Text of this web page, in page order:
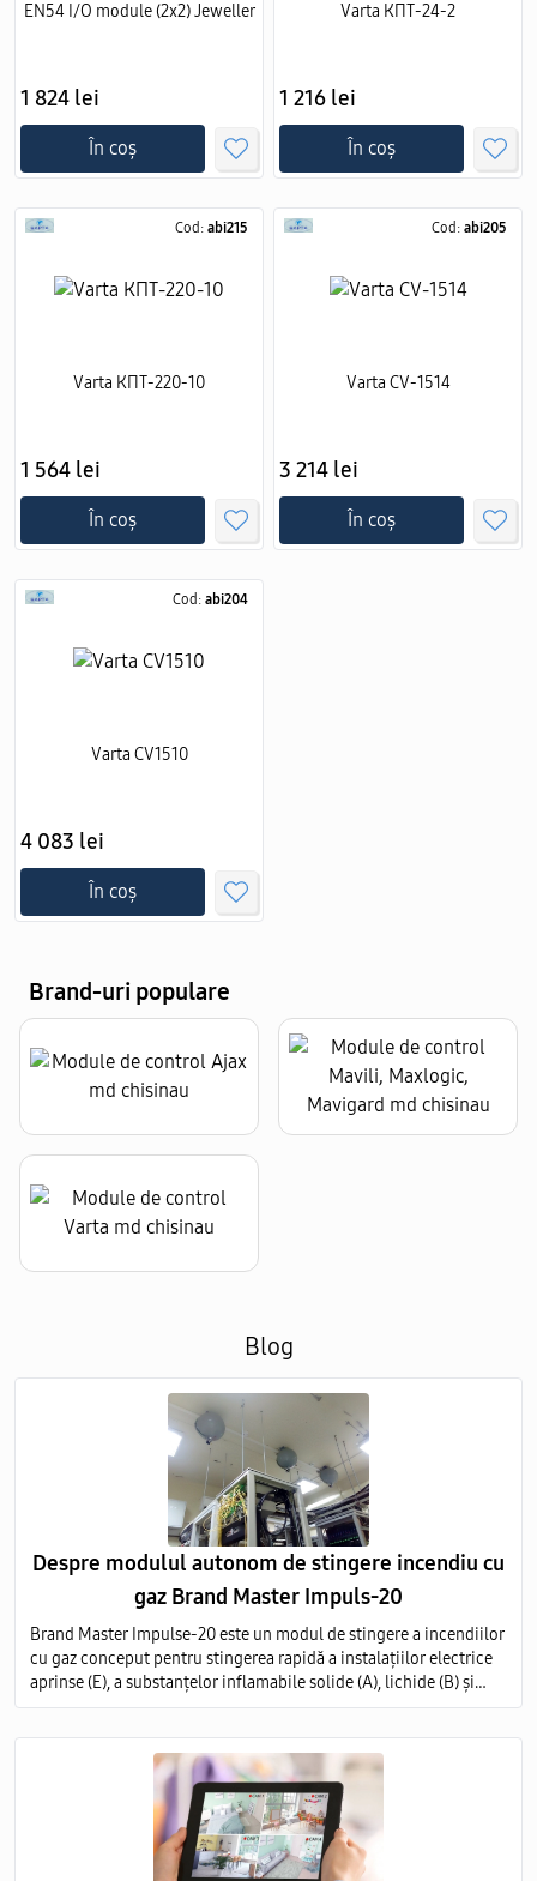
EN54 I/O module (2x2) Jeweller
1 824 lei
În coș
Varta КПТ-24-2
1 216 lei
În coș
Cod: abi215
Varta КПТ-220-10
1 564 lei
În coș
Cod: abi205
Varta CV-1514
3 214 lei
În coș
Cod: abi204
Varta CV1510
4 083 lei
În coș
Brand-uri populare
Blog
Despre modulul autonom de stingere incendiu cu
gaz Brand Master Impuls-20
Brand Master Impulse-20 este un modul de stingere a incendiilor
cu gaz conceput pentru stingerea rapidă a instalațiilor electrice
aprinse (E), a substanțelor inflamabile solide (A), lichide (B) și
gazoase (C) pe întregul volum al obiectului protejat.